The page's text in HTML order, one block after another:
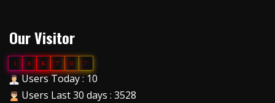
Our Visitor
1 8 6 7 0 7
Users Today : 10
Users Last 30 days : 3528